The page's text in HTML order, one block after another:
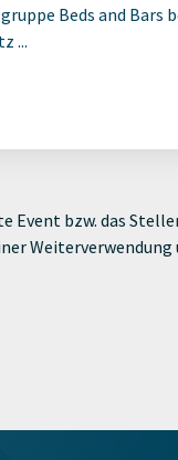
Beds and Bars
...
Event bzw. das